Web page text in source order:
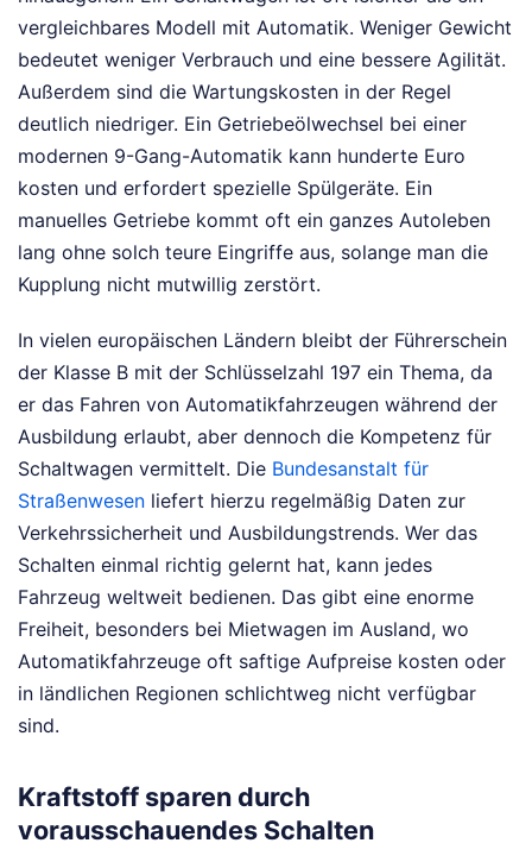
vergleichbares Modell mit Automatik. Weniger Gewicht
bedeutet weniger Verbrauch und eine bessere Agilität.
Außerdem sind die Wartungskosten in der Regel
deutlich niedriger. Ein Getriebeölwechsel bei einer
modernen 9-Gang-Automatik kann hunderte Euro
kosten und erfordert spezielle Spülgeräte. Ein
manuelles Getriebe kommt oft ein ganzes Autoleben
lang ohne solch teure Eingriffe aus, solange man die
Kupplung nicht mutwillig zerstört.
In vielen europäischen Ländern bleibt der Führerschein
der Klasse B mit der Schlüsselzahl 197 ein Thema, da
er das Fahren von Automatikfahrzeugen während der
Ausbildung erlaubt, aber dennoch die Kompetenz für
Schaltwagen vermittelt. Die Bundesanstalt für
Straßenwesen liefert hierzu regelmäßig Daten zur
Verkehrssicherheit und Ausbildungstrends. Wer das
Schalten einmal richtig gelernt hat, kann jedes
Fahrzeug weltweit bedienen. Das gibt eine enorme
Freiheit, besonders bei Mietwagen im Ausland, wo
Automatikfahrzeuge oft saftige Aufpreise kosten oder
in ländlichen Regionen schlichtweg nicht verfügbar
sind.
Kraftstoff sparen durch
vorausschauendes Schalten